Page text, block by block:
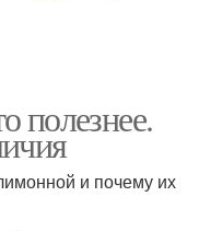
полезнее.
и почему их